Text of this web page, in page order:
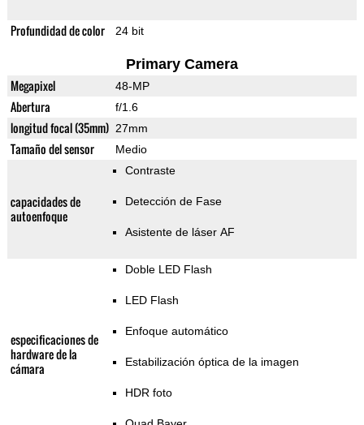
Profundidad de color 24 bit
Primary Camera
Megapixel 48-MP
Abertura f/1.6
longitud focal (35mm) 27mm
Tamaño del sensor Medio
capacidades de
autoenfoque
Contraste
Detección de Fase
Asistente de láser AF
especificaciones de
hardware de la
cámara
Doble LED Flash
LED Flash
Enfoque automático
Estabilización óptica de la imagen
HDR foto